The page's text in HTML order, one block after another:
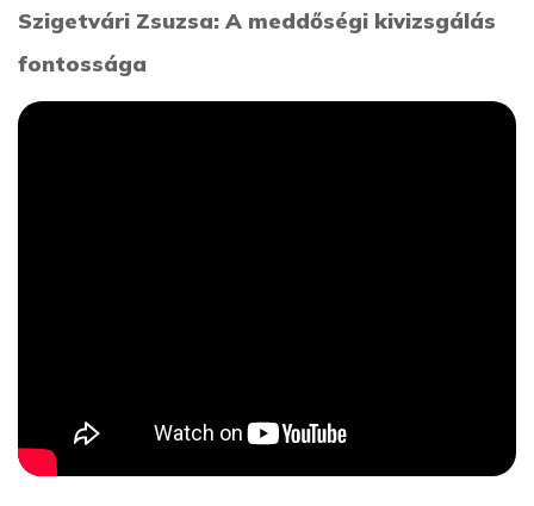
Szigetvári Zsuzsa: A meddőségi kivizsgálás
fontossága